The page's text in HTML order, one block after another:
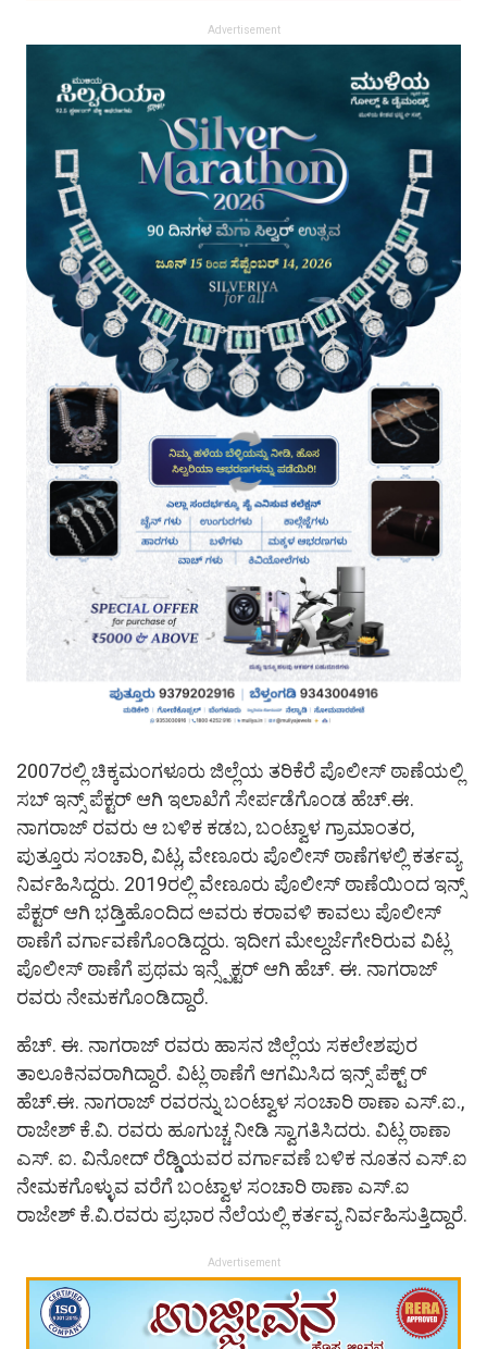
Advertisement
2007ರಲ್ಲಿ ಚಿಕ್ಕಮಂಗಳೂರು ಜಿಲ್ಲೆಯ ತರಿಕೆರೆ ಪೊಲೀಸ್ ಠಾಣೆಯಲ್ಲಿ
ಸಬ್ ಇನ್ಸ್ ಪೆಕ್ಟರ್ ಆಗಿ ಇಲಾಖೆಗೆ ಸೇರ್ಪಡೆಗೊಂಡ ಹೆಚ್.ಈ.
ನಾಗರಾಜ್ ರವರು ಆ ಬಳಿಕ ಕಡಬ, ಬಂಟ್ವಾಳ ಗ್ರಾಮಾಂತರ,
ಪುತ್ತೂರು ಸಂಚಾರಿ, ವಿಟ್ಲ, ವೇಣೂರು ಪೊಲೀಸ್ ಠಾಣೆಗಳಲ್ಲಿ ಕರ್ತವ್ಯ
ನಿರ್ವಹಿಸಿದ್ದರು. 2019ರಲ್ಲಿ ವೇಣೂರು ಪೊಲೀಸ್ ಠಾಣೆಯಿಂದ ಇನ್ಸ್
ಪೆಕ್ಟರ್ ಆಗಿ ಭಡ್ತಿಹೊಂದಿದ ಅವರು ಕರಾವಳಿ ಕಾವಲು ಪೊಲೀಸ್
ಠಾಣೆಗೆ ವರ್ಗಾವಣೆಗೊಂಡಿದ್ದರು‌. ಇದೀಗ ಮೇಲ್ದರ್ಜೆಗೇರಿರುವ ವಿಟ್ಲ
ಪೊಲೀಸ್ ಠಾಣೆಗೆ ಪ್ರಥಮ ಇನ್ಸ್ಪೆಕ್ಟರ್ ಆಗಿ ಹೆಚ್. ಈ. ನಾಗರಾಜ್
ರವರು ನೇಮಕಗೊಂಡಿದ್ದಾರೆ.
ಹೆಚ್. ಈ. ನಾಗರಾಜ್ ರವರು ಹಾಸನ ಜಿಲ್ಲೆಯ ಸಕಲೇಶಪುರ
ತಾಲೂಕಿನವರಾಗಿದ್ದಾರೆ. ವಿಟ್ಲ ಠಾಣೆಗೆ ಆಗಮಿಸಿದ ಇನ್ಸ್ ಪೆಕ್ಟ್ ರ್
ಹೆಚ್.ಈ. ನಾಗರಾಜ್ ರವರನ್ನು ಬಂಟ್ವಾಳ ಸಂಚಾರಿ ಠಾಣಾ ಎಸ್.ಐ.,
ರಾಜೇಶ್ ಕೆ.ವಿ. ರವರು ಹೂಗುಚ್ಚ ನೀಡಿ ಸ್ವಾಗತಿಸಿದರು. ವಿಟ್ಲ ಠಾಣಾ
ಎಸ್. ಐ. ವಿನೋದ್ ರೆಡ್ಡಿಯವರ ವರ್ಗಾವಣೆ ಬಳಿಕ ನೂತನ ಎಸ್.ಐ
ನೇಮಕಗೊಳ್ಳುವ ವರೆಗೆ ಬಂಟ್ವಾಳ ಸಂಚಾರಿ ಠಾಣಾ ಎಸ್.ಐ
ರಾಜೇಶ್ ಕೆ.ವಿ.ರವರು ಪ್ರಭಾರ ನೆಲೆಯಲ್ಲಿ ಕರ್ತವ್ಯ ನಿರ್ವಹಿಸುತ್ತಿದ್ದಾರೆ.
Advertisement